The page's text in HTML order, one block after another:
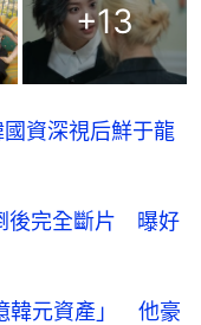
+13
資深視后鮮于龍
後完全斷片 曝好
韓元資產」 他豪